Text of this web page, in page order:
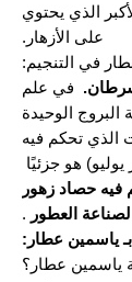
الذي يحتوي
على الأزهار.
في التنجيم:
في علم
البروج الوحيدة
الذي تحكم فيه
هو جزئيًا
فيه حصاد زهور
العطور .
ياسمين عطار:
ياسمين عطار؟